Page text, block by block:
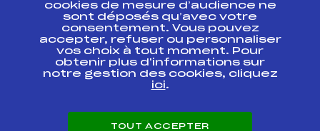
Projet de performance fédéral
Antidopage
Pôle Développement, Formation, Suivi
Scientifique
Listes ministérielles
Pôle vie de l’athlète
Enseignement professionnel
cookies de mesure d’audience ne
sont déposés qu’avec votre
consentement. Vous pouvez
accepter, refuser ou personnaliser
vos choix à tout moment. Pour
obtenir plus d'informations sur
notre gestion des cookies, cliquez
ici.
TOUT ACCEPTER